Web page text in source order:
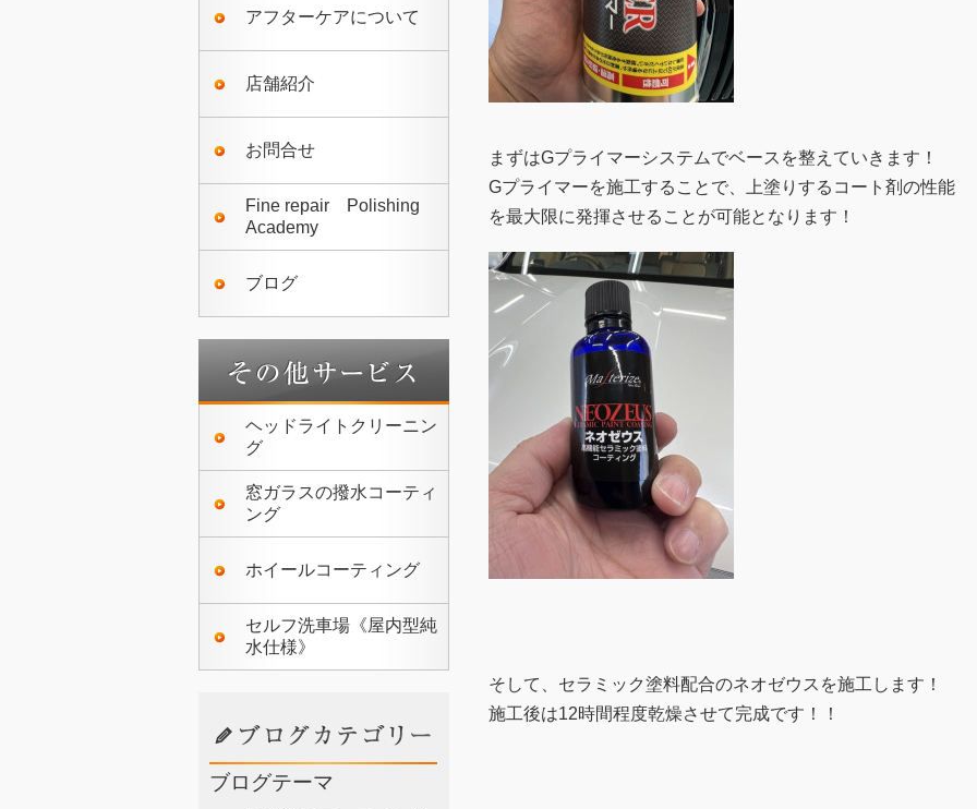
アフターケアについて
店舗紹介
お問合せ
Fine repair Polishing
Academy
ブログ
ヘッドライトクリーニン
グ
窓ガラスの撥水コーティ
ング
ホイールコーティング
セルフ洗車場《屋内型純
水仕様》
ブログテーマ
まずはGプライマーシステムでベースを整えていきます！
Gプライマーを施工することで、上塗りするコート剤の性能
を最大限に発揮させることが可能となります！
そして、セラミック塗料配合のネオゼウスを施工します！
施工後は12時間程度乾燥させて完成です！！